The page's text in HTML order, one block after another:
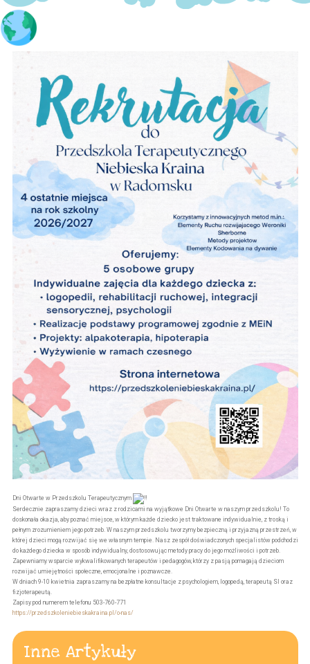
Dni Otwarte w Przedszkolu Terapeutycznym
Serdecznie zapraszamy dzieci wraz z rodzicami na wyjątkowe Dni Otwarte w naszym przedszkolu! To
doskonała okazja, aby poznać miejsce, w którym każde dziecko jest traktowane indywidualnie, z troską i
pełnym zrozumieniem jego potrzeb. W naszym przedszkolu tworzymy bezpieczną i przyjazną przestrzeń, w
której dzieci mogą rozwijać się we własnym tempie. Nasz zespół doświadczonych specjalistów podchodzi
do każdego dziecka w sposób indywidualny, dostosowując metody pracy do jego możliwości i potrzeb.
Zapewniamy wsparcie wykwalifikowanych terapeutów i pedagogów, którzy z pasją pomagają dzieciom
rozwijać umiejętności społeczne, emocjonalne i poznawcze.
W dniach 9-10 kwietnia zapraszamy na bezpłatne konsultacje z psychologiem, logopedą, terapeutą SI oraz
fizjoterapeutą.
Zapisy pod numerem telefonu 503-760-771
https://przedszkoleniebieskakraina.pl/o-nas/
Inne Artykuły